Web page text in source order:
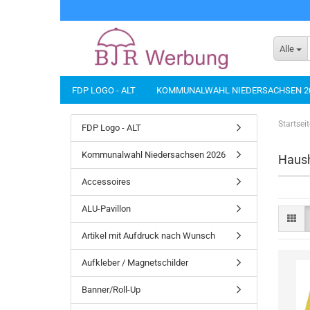
Alle
FDP LOGO - ALT KOMMUNALWAHL NIEDERSACHSEN
BANNER/ROLL-UP BÜROARTIKEL DIES UND DAS...
FDP Logo - ALT
Kommunalwahl Niedersachsen 2026
Accessoires
ALU-Pavillon
Artikel mit Aufdruck nach Wunsch
Aufkleber / Magnetschilder
Banner/Roll-Up